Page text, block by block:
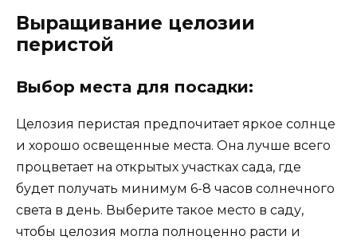
Выращивание целозии
перистой
Выбор места для посадки:
Целозия перистая предпочитает яркое солнце
и хорошо освещенные места. Она лучше всего
процветает на открытых участках сада, где
будет получать минимум 6-8 часов солнечного
света в день. Выберите такое место в саду,
чтобы целозия могла полноценно расти и